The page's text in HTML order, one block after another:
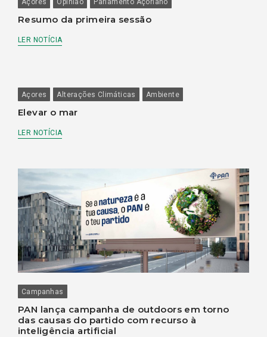
Açores Opinião Parlamento Açoriano
Resumo da primeira sessão
LER NOTÍCIA
Açores Alterações Climáticas Ambiente
Elevar o mar
LER NOTÍCIA
Campanhas
PAN lança campanha de outdoors em torno
das causas do partido com recurso à
inteligência artificial